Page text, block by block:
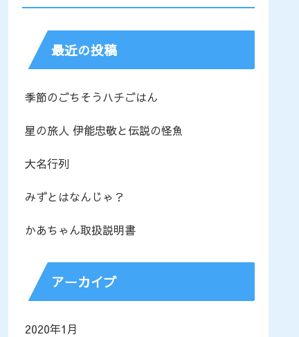
最近の投稿
季節のごちそうハチごはん
星の旅人 伊能忠敬と伝説の怪魚
大名行列
みずとはなんじゃ？
かあちゃん取扱説明書
アーカイブ
2020年1月